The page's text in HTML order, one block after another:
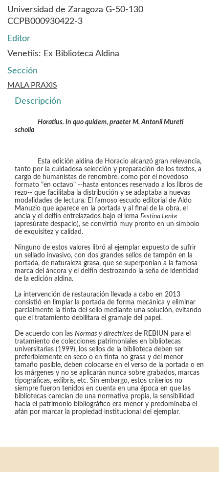
Universidad de Zaragoza G-50-130
CCPB000930422-3
Editor
Venetiis: Ex Biblioteca Aldina
Sección
MALA PRAXIS
Descripción
Horatius. In quo quidem, praeter M. Antonii Mureti
scholia
Esta edición aldina de Horacio alcanzó gran relevancia,
tanto por la cuidadosa selección y preparación de los textos, a
cargo de humanistas de renombre, como por el novedoso
formato "en octavo" --hasta entonces reservado a los libros de
rezo-- que facilitaba la distribución y se adaptaba a nuevas
modalidades de lectura. El famoso escudo editorial de Aldo
Manuzio que aparece en la portada y al final de la obra, el
ancla y el delfín entrelazados bajo el lema Festina Lente
(apresúrate despacio), se convirtió muy pronto en un símbolo
de exquisitez y calidad.
Ninguno de estos valores libró al ejemplar expuesto de sufrir
un sellado invasivo, con dos grandes sellos de tampón en la
portada, de naturaleza grasa, que se superponían a la famosa
marca del áncora y el delfín destrozando la seña de identidad
de la edición aldina.
La intervención de restauración llevada a cabo en 2013
consistió en limpiar la portada de forma mecánica y eliminar
parcialmente la tinta del sello mediante una solución, evitando
que el tratamiento debilitara el gramaje del papel.
De acuerdo con las Normas y directrices de REBIUN para el
tratamiento de colecciones patrimoniales en bibliotecas
universitarias (1999), los sellos de la biblioteca deben ser
preferiblemente en seco o en tinta no grasa y del menor
tamaño posible, deben colocarse en el verso de la portada o en
los márgenes y no se aplicarán nunca sobre grabados, marcas
tipográficas, exlibris, etc. Sin embargo, estos criterios no
siempre fueron tenidos en cuenta en una época en que las
bibliotecas carecían de una normativa propia, la sensibilidad
hacía el patrimonio bibliográfico era menor y predominaba el
afán por marcar la propiedad institucional del ejemplar.